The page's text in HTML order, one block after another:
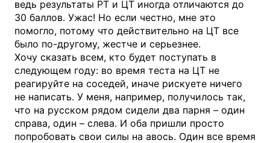
ведь результаты РТ и ЦТ иногда отличаются до
30 баллов. Ужас! Но если честно, мне это
помогло, потому что действительно на ЦТ все
было по-другому, жестче и серьезнее.
Хочу сказать всем, кто будет поступать в
следующем году: во время теста на ЦТ не
реагируйте на соседей, иначе рискуете ничего
не написать. У меня, например, получилось так,
что на русском рядом сидели два парня – один
справа, один – слева. И оба пришли просто
попробовать свои силы на авось. Один все время